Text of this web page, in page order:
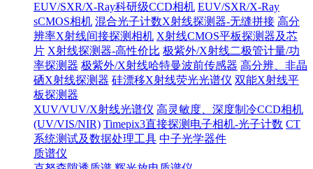
EUV/SXR/X-Ray科研级CCD相机 EUV/SXR/X-Ray
sCMOS相机 混合光子计数X射线探测器-无缝拼接 高分
辨率X射线间接探测相机 X射线CMOS平板探测器及芯
片 X射线探测器-高性价比 极紫外/X射线二极管计量/功
率探测器 极紫外/X射线哈特曼波前传感器 高分辨、非晶
硒X射线探测器 硅漂移X射线荧光光谱仪 双能X射线平
板探测器
XUV/VUV/X射线光谱仪 高灵敏度、深度制冷CCD相机
(UV/VIS/NIR) Timepix3直接探测电子相机-光子计数 CT
系统测试及数据处理工具 中子光学器件
质谱仪